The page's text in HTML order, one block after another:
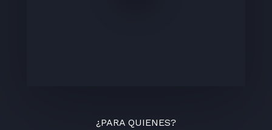
¿PARA QUIENES?